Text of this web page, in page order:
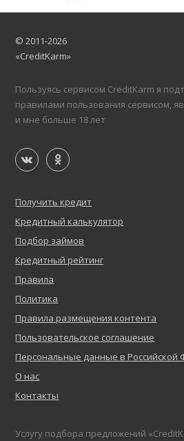
© 2011-2026
«CreditKarm»
Пользуясь сервисом CreditKarm я
правилами пользования сервисом,
и мне больше 18 лет
Получить кредит
Кредитный калькулятор
Подбор займов
Кредитный рейтинг
Правила
Политика
Правила размещения контента
Пользовательское соглашение
Персональные данные в Российской
О нас
Контакты
Услугу подбора предложений